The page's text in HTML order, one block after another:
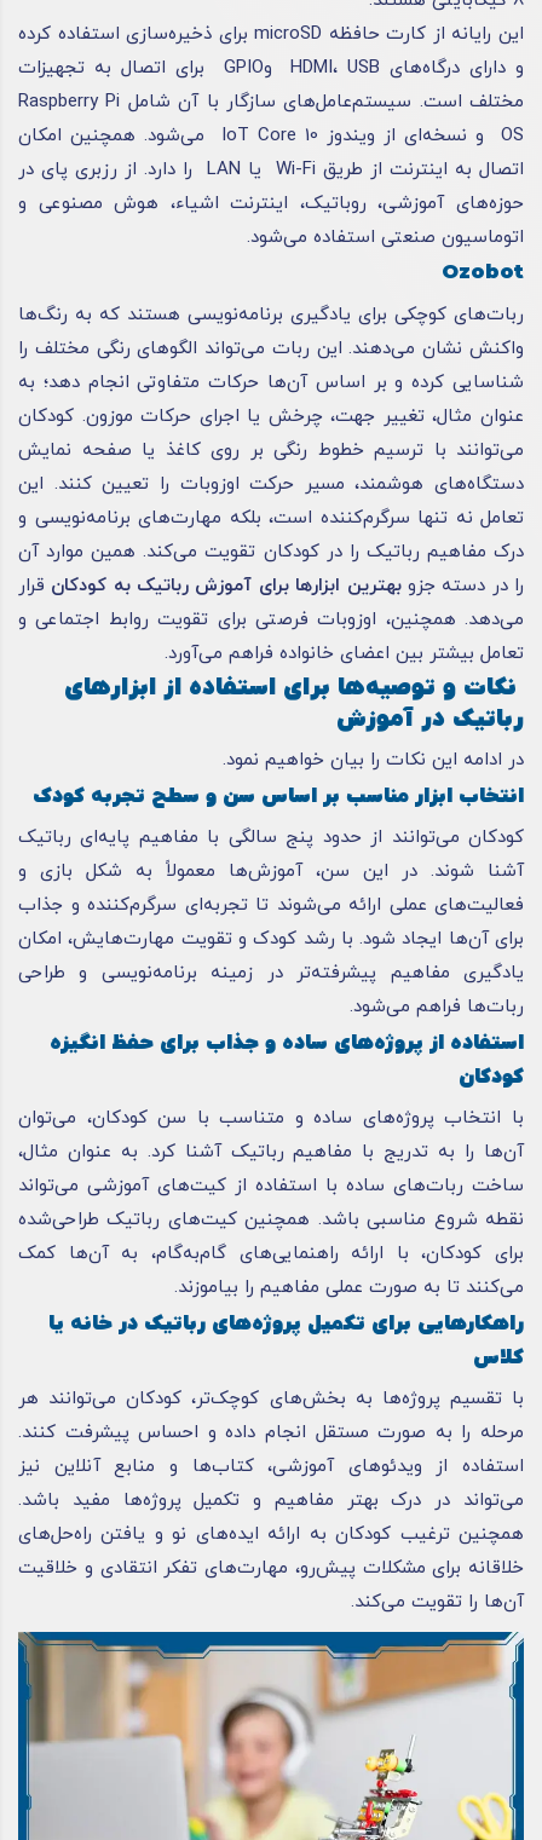
این رایانه از کارت حافظه microSD برای ذخیره‌سازی استفاده کرده
و دارای درگاه‌های HDMI، USB وGPIO برای اتصال به تجهیزات
مختلف است. سیستم‌عامل‌های سازگار با آن شامل Raspberry Pi
OS و نسخه‌ای از ویندوز 10 IoT Core می‌شود. همچنین امکان
اتصال به اینترنت از طریق Wi-Fi یا LAN را دارد. از رزبری پای در
حوزه‌های آموزشی، روباتیک، اینترنت اشیاء، هوش مصنوعی و
اتوماسیون صنعتی استفاده می‌شود.
Ozobot
ربات‌های کوچکی برای یادگیری برنامه‌نویسی هستند که به رنگ‌ها
واکنش نشان می‌دهند. این ربات می‌تواند الگوهای رنگی مختلف را
شناسایی کرده و بر اساس آن‌ها حرکات متفاوتی انجام دهد؛ به
عنوان مثال، تغییر جهت، چرخش یا اجرای حرکات موزون. کودکان
می‌توانند با ترسیم خطوط رنگی بر روی کاغذ یا صفحه نمایش
دستگاه‌های هوشمند، مسیر حرکت اوزوبات را تعیین کنند. این
تعامل نه تنها سرگرم‌کننده است، بلکه مهارت‌های برنامه‌نویسی و
درک مفاهیم رباتیک را در کودکان تقویت می‌کند. همین موارد آن
را در دسته جزوبهترین ابزارها برای آموزش رباتیک به کودکان قرار
می‌دهد. همچنین، اوزوبات فرصتی برای تقویت روابط اجتماعی و
تعامل بیشتر بین اعضای خانواده فراهم می‌آورد.
نکات و توصیه‌ها برای استفاده از ابزارهای
رباتیک در آموزش
در ادامه این نکات را بیان خواهیم نمود.
انتخاب ابزار مناسب بر اساس سن و سطح تجربه کودک
کودکان می‌توانند از حدود پنج سالگی با مفاهیم پایه‌ای رباتیک
آشنا شوند. در این سن، آموزش‌ها معمولاً به شکل بازی و
فعالیت‌های عملی ارائه می‌شوند تا تجربه‌ای سرگرم‌کننده و جذاب
برای آن‌ها ایجاد شود. با رشد کودک و تقویت مهارت‌هایش، امکان
یادگیری مفاهیم پیشرفته‌تر در زمینه برنامه‌نویسی و طراحی
ربات‌ها فراهم می‌شود.
استفاده از پروژه‌های ساده و جذاب برای حفظ انگیزه
کودکان
با انتخاب پروژه‌های ساده و متناسب با سن کودکان، می‌توان
آن‌ها را به تدریج با مفاهیم رباتیک آشنا کرد. به عنوان مثال،
ساخت ربات‌های ساده با استفاده از کیت‌های آموزشی می‌تواند
نقطه شروع مناسبی باشد. همچنین کیت‌های رباتیک طراحی‌شده
برای کودکان، با ارائه راهنمایی‌های گام‌به‌گام، به آن‌ها کمک
می‌کنند تا به صورت عملی مفاهیم را بیاموزند.
راهکارهایی برای تکمیل پروژه‌های رباتیک در خانه یا
کلاس
با تقسیم پروژه‌ها به بخش‌های کوچک‌تر، کودکان می‌توانند هر
مرحله را به صورت مستقل انجام داده و احساس پیشرفت کنند.
استفاده از ویدئوهای آموزشی، کتاب‌ها و منابع آنلاین نیز
می‌تواند در درک بهتر مفاهیم و تکمیل پروژه‌ها مفید باشد.
همچنین ترغیب کودکان به ارائه ایده‌های نو و یافتن راه‌حل‌های
خلاقانه برای مشکلات پیش‌رو، مهارت‌های تفکر انتقادی و خلاقیت
آن‌ها را تقویت می‌کند.